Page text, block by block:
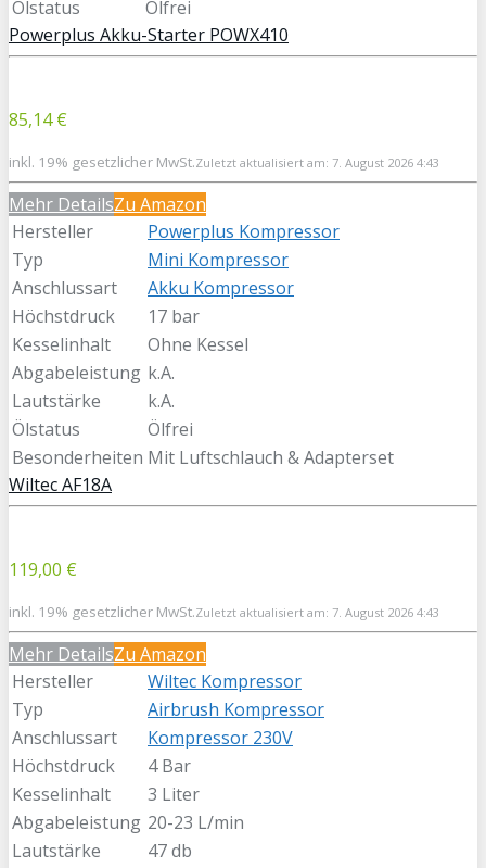
Ölstatus
Ölfrei
Powerplus Akku-Starter POWX410
85,14 €
inkl. 19% gesetzlicher MwSt.Zuletzt aktualisiert am: 7. August 2026 4:43
Mehr DetailsZu Amazon
Hersteller
Powerplus Kompressor
Typ
Mini Kompressor
Anschlussart
Akku Kompressor
Höchstdruck
17 bar
Kesselinhalt
Ohne Kessel
Abgabeleistung k.A.
Lautstärke
k.A.
Ölstatus
Ölfrei
Besonderheiten Mit Luftschlauch & Adapterset
Wiltec AF18A
119,00 €
inkl. 19% gesetzlicher MwSt.Zuletzt aktualisiert am: 7. August 2026 4:43
Mehr DetailsZu Amazon
Hersteller
Wiltec Kompressor
Typ
Airbrush Kompressor
Anschlussart
Kompressor 230V
Höchstdruck
‎4 Bar
Kesselinhalt
3 Liter
Abgabeleistung 20-23 L/min
Lautstärke
47 db